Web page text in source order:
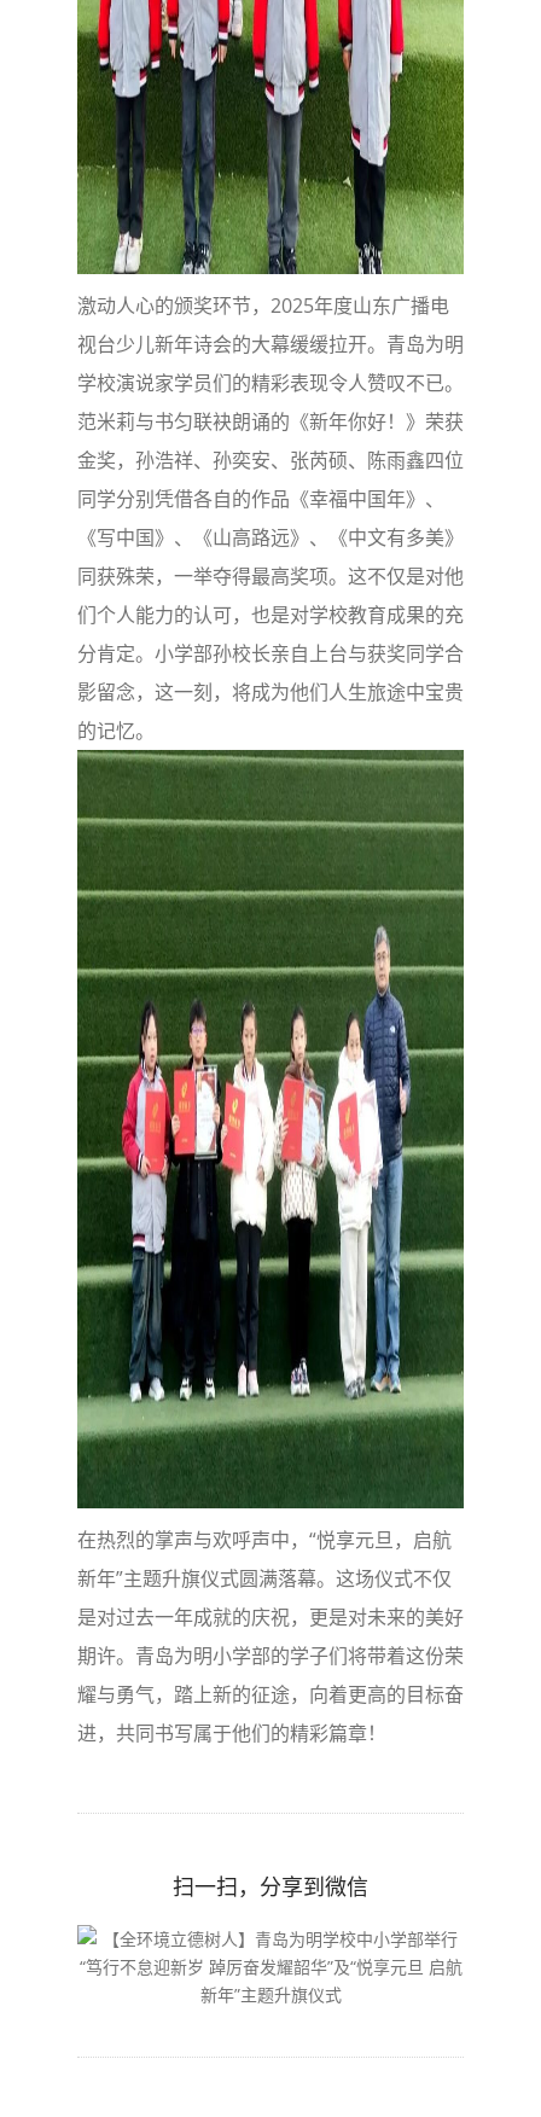
激动人心的颁奖环节，2025年度山东广播电
视台少儿新年诗会的大幕缓缓拉开。青岛为明
学校演说家学员们的精彩表现令人赞叹不已。
范米莉与书匀联袂朗诵的《新年你好！》荣获
金奖，孙浩祥、孙奕安、张芮硕、陈雨鑫四位
同学分别凭借各自的作品《幸福中国年》、
《写中国》、《山高路远》、《中文有多美》
同获殊荣，一举夺得最高奖项。这不仅是对他
们个人能力的认可，也是对学校教育成果的充
分肯定。小学部孙校长亲自上台与获奖同学合
影留念，这一刻，将成为他们人生旅途中宝贵
的记忆。
在热烈的掌声与欢呼声中，“悦享元旦，启航
新年”主题升旗仪式圆满落幕。这场仪式不仅
是对过去一年成就的庆祝，更是对未来的美好
期许。青岛为明小学部的学子们将带着这份荣
耀与勇气，踏上新的征途，向着更高的目标奋
进，共同书写属于他们的精彩篇章！
扫一扫，分享到微信